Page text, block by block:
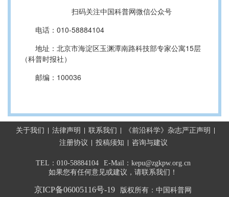
扫码关注中国科普网微信公众号
电话：010-58884104
地址：北京市海淀区玉渊潭南路科技部专家公寓15层
（科普时报社）
邮编：100036
关于我们 法律声明 联系我们
《前沿科学》杂志严正声明
注册协议
投稿须知 咨询与建议
TEL：010-58884104
E-Mail：kepu@zgkpw.org.cn
如果您有任何意见或建议，请联系我们！
京ICP备06005116号-19 版权所有：中国科普网